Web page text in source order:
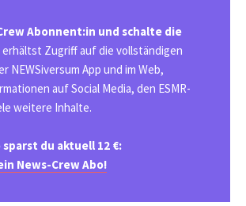
Abonnent:in und schalte die
erhältst Zugriff auf die vollständigen
NEWSiversum App und im Web,
auf Social Media, den ESMR-
weitere Inhalte.
sparst du aktuell 12 €:
News-Crew Abo!